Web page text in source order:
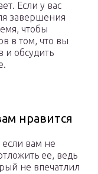
Если у вас
завершения
чтобы
в том, что вы
обсудить
нравится
вам не
ее, ведь
не впечатлил